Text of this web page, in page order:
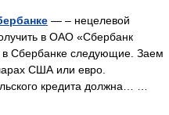
— – нецелевой
в ОАО «Сбербанк
в Сбербанке следующие. Заем
США или евро.
кредита должна… …